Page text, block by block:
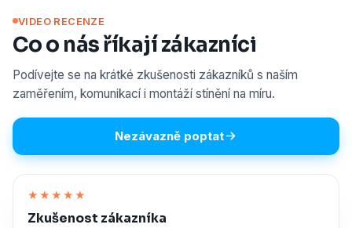
VIDEO RECENZE
Co o nás říkají zákazníci
Podívejte se na krátké zkušenosti zákazníků s naším
zaměřením, komunikací i montáží stínění na míru.
Nezávazně poptat
★★★★★
Zkušenost zákazníka